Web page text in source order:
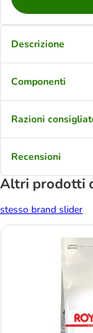
Descrizione
Componenti
Razioni
Recensioni
Altri prodotti
stesso brand slider